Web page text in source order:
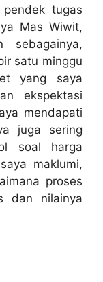
tugas
Mas Wiwit,
satu minggu
yang saya
ekspektasi
mendapati
juga sering
soal harga
maklumi,
proses
dan nilainya